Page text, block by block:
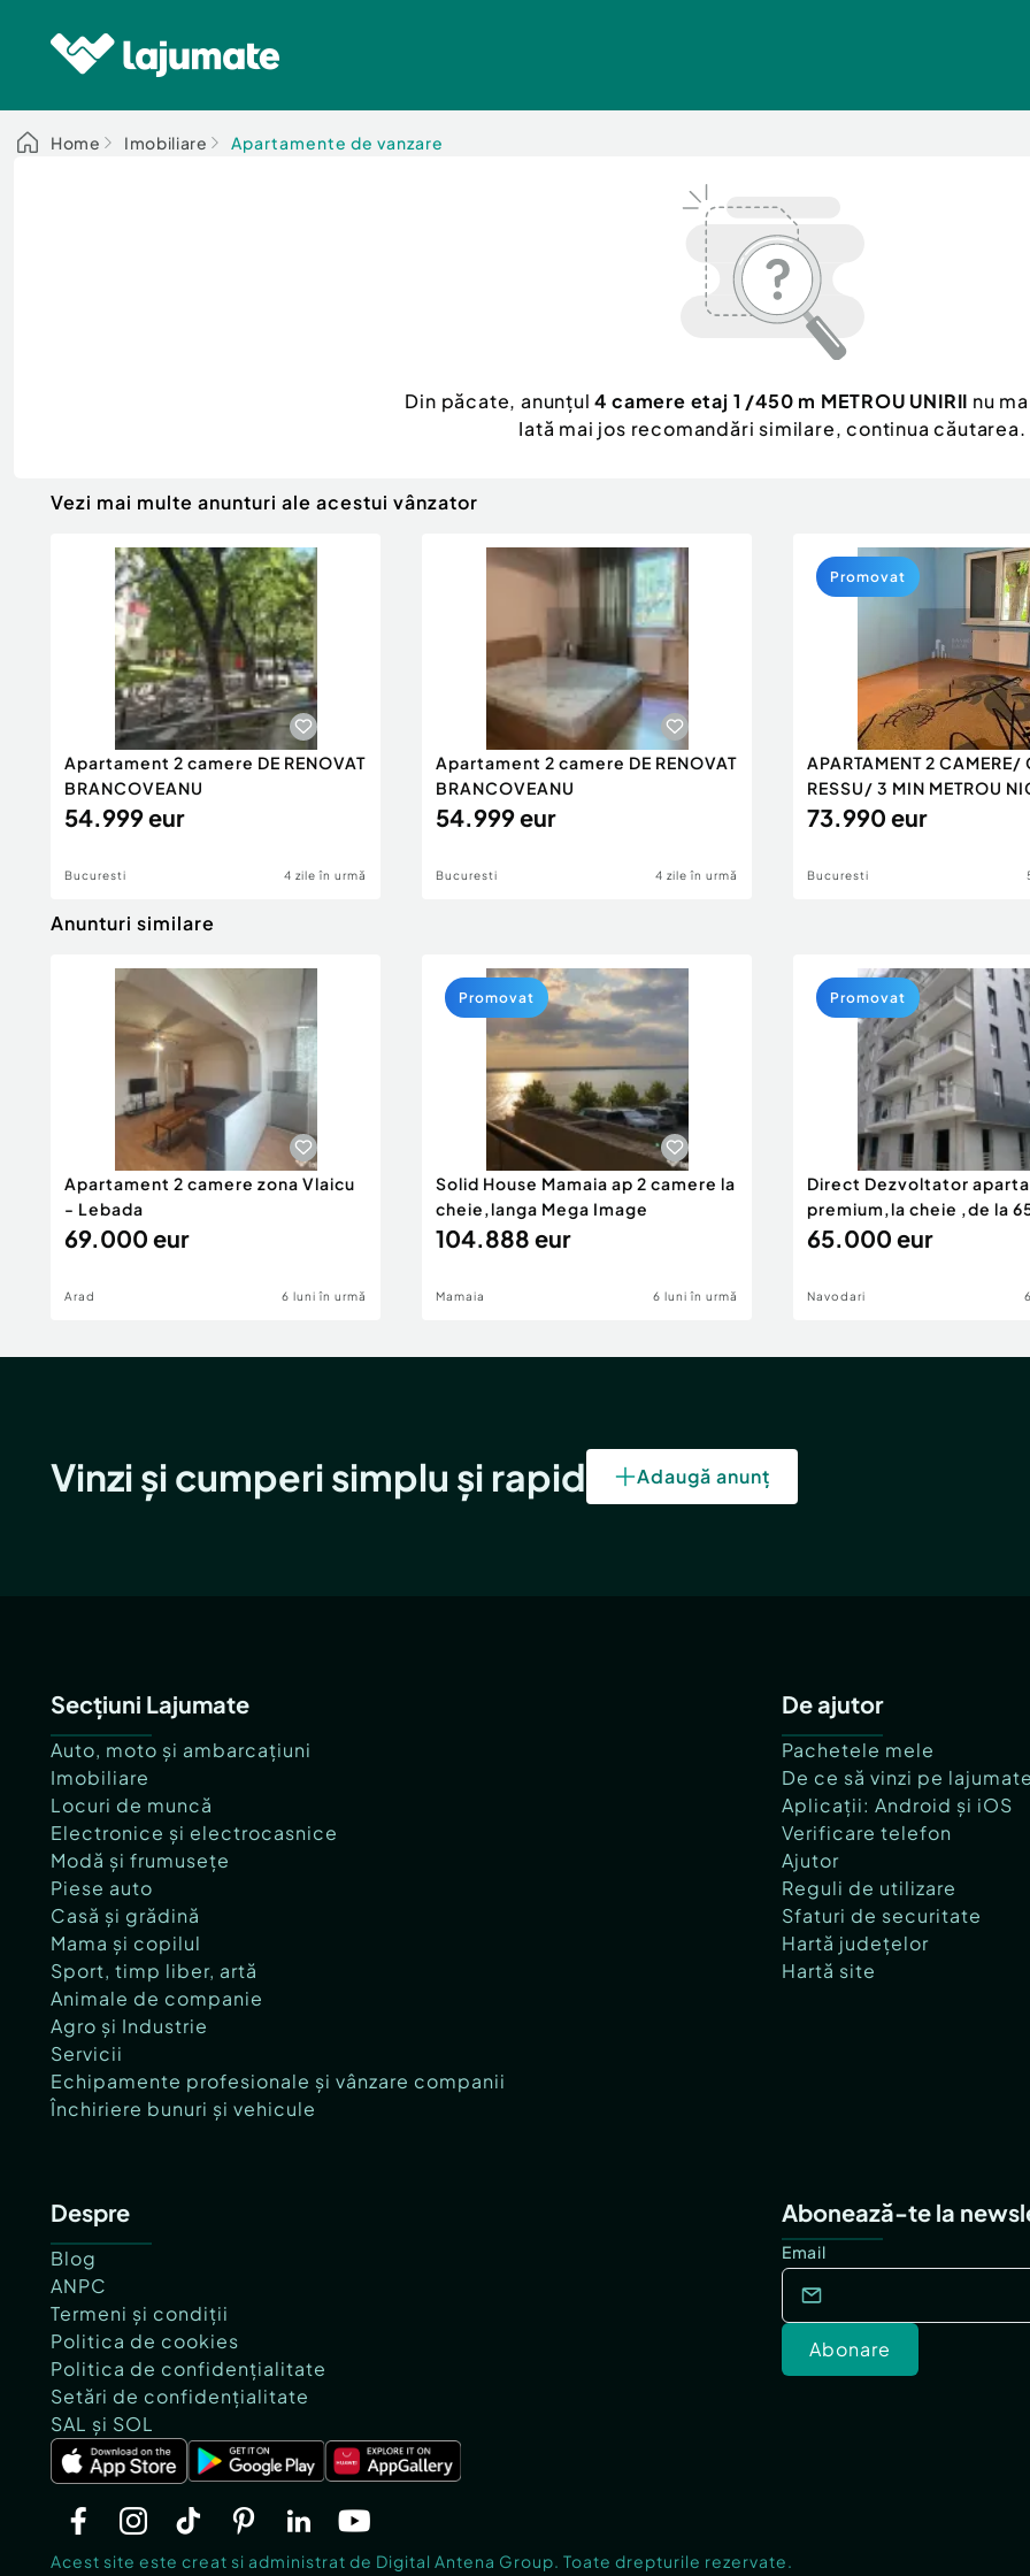
Home Imobiliare Apartamente de vanzare
Din păcate, anunțul4 camere etaj 1 /450 m METROU UNIRII nu
Iată mai jos recomandări similare, continua căutarea.
Vezi mai multe anunturi ale acestui vânzator
Apartament 2 camere DE RENOVAT
BRANCOVEANU
54.999 eur
Bucuresti 4 zile în urmă
Apartament 2 camere DE RENOVAT
BRANCOVEANU
54.999 eur
Bucuresti 4 zile în urmă
APARTAMENT 2 CAMERE/
RESSU/ 3 MIN METROU
GR...
73.990 eur
Bucuresti
Promovat
Anunturi similare
Apartament 2 camere zona Vlaicu
- Lebada
69.000 eur
Arad 6 luni în urmă
Solid House Mamaia ap 2 camere la
cheie,langa Mega Image
104.888 eur
Mamaia 6 luni în urmă
Promovat
Direct Dezvoltator
premium,la cheie ,de la
eur
65.000 eur
Navodari
Promovat
Vinzi și cumperi simplu și rapid Adaugă anunț
Secțiuni Lajumate
Auto, moto și ambarcațiuni
Imobiliare
Locuri de muncă
Electronice și electrocasnice
Modă și frumusețe
Piese auto
Casă și grădină
Mama și copilul
Sport, timp liber, artă
Animale de companie
Agro și Industrie
Servicii
Echipamente profesionale și vânzare companii
Închiriere bunuri și vehicule
De ajutor
Pachetele mele
De ce să vinzi pe
Aplicații: Android și iOS
Verificare telefon
Ajutor
Reguli de utilizare
Sfaturi de securitate
Hartă județelor
Hartă site
Despre
Blog
ANPC
Termeni și condiții
Politica de cookies
Politica de confidențialitate
Setări de confidențialitate
SAL și SOL
Abonează-te la
Email
Abonare
Acest site este creat si administrat de Digital Antena Group. Toate drepturile rezervate.